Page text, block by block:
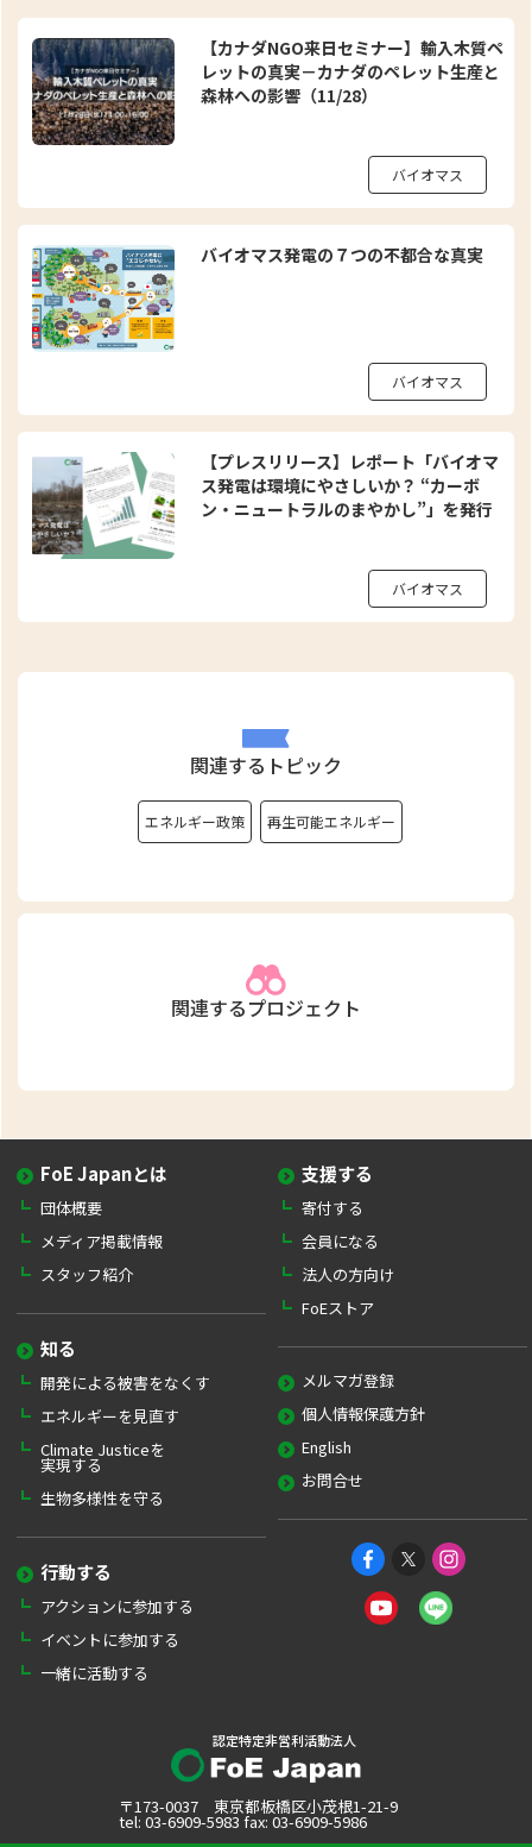
【カナダNGO来日セミナー】輸入木質ペ
レットの真実－カナダのペレット生産と
森林への影響（11/28）
バイオマス
バイオマス発電の７つの不都合な真実
バイオマス
【プレスリリース】レポート「バイオマ
ス発電は環境にやさしいか？ “カーボ
ン・ニュートラルのまやかし”」を発行
バイオマス
関連するトピック
エネルギー政策 再生可能エネルギー
関連するプロジェクト
FoE Japanとは
団体概要
メディア掲載情報
スタッフ紹介
知る
開発による被害をなくす
エネルギーを見直す
Climate Justiceを
実現する
生物多様性を守る
行動する
アクションに参加する
イベントに参加する
一緒に活動する
支援する
寄付する
会員になる
法人の方向け
FoEストア
メルマガ登録
個人情報保護方針
English
お問合せ
認定特定非営利活動法人
〒173-0037 東京都板橋区小茂根1-21-9
tel: 03-6909-5983 fax: 03-6909-5986